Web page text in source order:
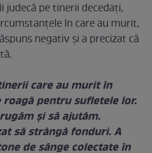
judecă pe tinerii decedaţi,
în care au murit,
negativ şi a precizat că
care au murit în
roagă pentru sufletele lor.
şi să ajutăm.
să strângă fonduri. A
de sânge colectate în